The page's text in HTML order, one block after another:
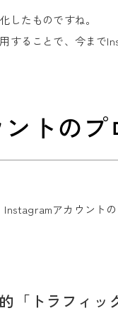
たものですね。
することで、今まで
トの
アカウント
「トラフィッ